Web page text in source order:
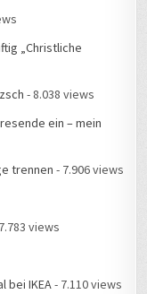
„Christliche
- 8.038 views
ein – mein
trennen - 7.906 views
views
bei IKEA- 7.110 views